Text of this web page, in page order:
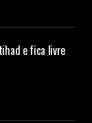
e fica livre